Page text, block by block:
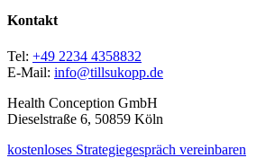
Kontakt
Tel: +49 2234 4358832
E-Mail: info@tillsukopp.de
Health Conception GmbH
Dieselstraße 6, 50859 Köln
kostenloses Strategiegespräch vereinbaren